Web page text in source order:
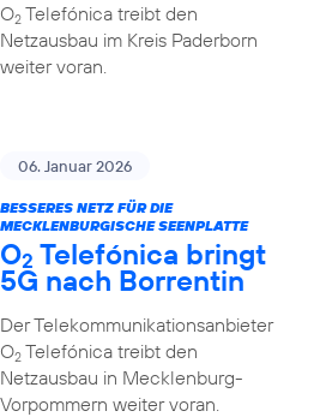
O2Telefónica treibt den
Netzausbau im Kreis Paderborn
weiter voran.
06. Januar 2026
BESSERES NETZ FÜR DIE
MECKLENBURGISCHE SEENPLATTE
O2 Telefónica bringt
5G nach Borrentin
Der Telekommunikationsanbieter
O2Telefónica treibt den
Netzausbau in Mecklenburg-
Vorpommern weiter voran.